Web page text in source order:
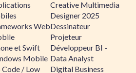
Web
et Swift
Mobile
/ Low
Creative Multimedia
Designer 2025
Dessinateur
Projeteur
Développeur BI -
Data Analyst
Digital Business